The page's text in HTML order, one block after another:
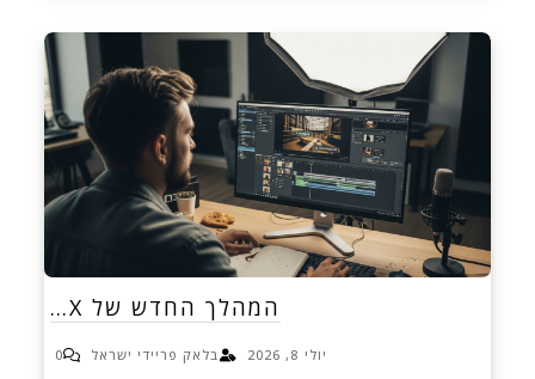
המהלך החדש של X…
יולי 8, 2026 בלאק פריידי ישראל 0